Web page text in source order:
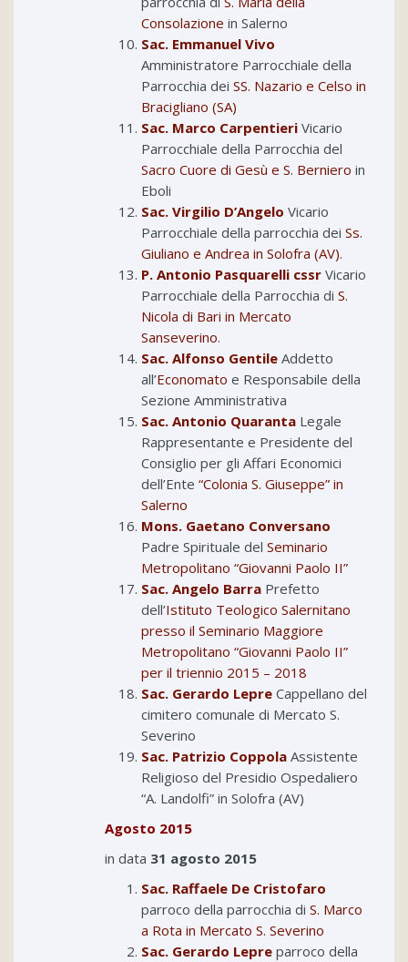
Consolazione in Salerno
Sac. Emmanuel Vivo
Amministratore Parrocchiale della
Parrocchia dei SS. Nazario e Celso in
Bracigliano (SA)
Sac. Marco Carpentieri Vicario
Parrocchiale della Parrocchia del
Sacro Cuore di Gesù e S. Berniero in
Eboli
Sac. Virgilio D’Angelo Vicario
Parrocchiale della parrocchia dei Ss.
Giuliano e Andrea in Solofra (AV).
P. Antonio Pasquarelli cssr Vicario
Parrocchiale della Parrocchia di S.
Nicola di Bari in Mercato
Sanseverino.
Sac. Alfonso Gentile Addetto
all’Economato e Responsabile della
Sezione Amministrativa
Sac. Antonio Quaranta Legale
Rappresentante e Presidente del
Consiglio per gli Affari Economici
dell’Ente “Colonia S. Giuseppe” in
Salerno
Mons. Gaetano Conversano
Padre Spirituale del Seminario
Metropolitano “Giovanni Paolo II”
Sac. Angelo Barra Prefetto
dell’Istituto Teologico Salernitano
presso il Seminario Maggiore
Metropolitano “Giovanni Paolo II”
per il triennio 2015 – 2018
Sac. Gerardo Lepre Cappellano del
cimitero comunale di Mercato S.
Severino
Sac. Patrizio Coppola Assistente
Religioso del Presidio Ospedaliero
“A. Landolfi” in Solofra (AV)
Agosto 2015
in data 31 agosto 2015
Sac. Raffaele De Cristofaro
parroco della parrocchia di S. Marco
a Rota in Mercato S. Severino
Sac. Gerardo Lepre parroco della